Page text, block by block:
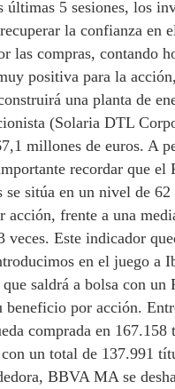
últimas 5 sesiones, los
la confianza en
las compras, contando
positiva para la
una planta de
(Solaria DTL
millones de euros. A
recordar que el
se sitúa en un nivel de 62
acción, frente a una
veces. Este indicador
en el juego a
saldrá a bolsa con un
beneficio por acción.
comprada en 167.158
un total de 137.991
BBVA MA se